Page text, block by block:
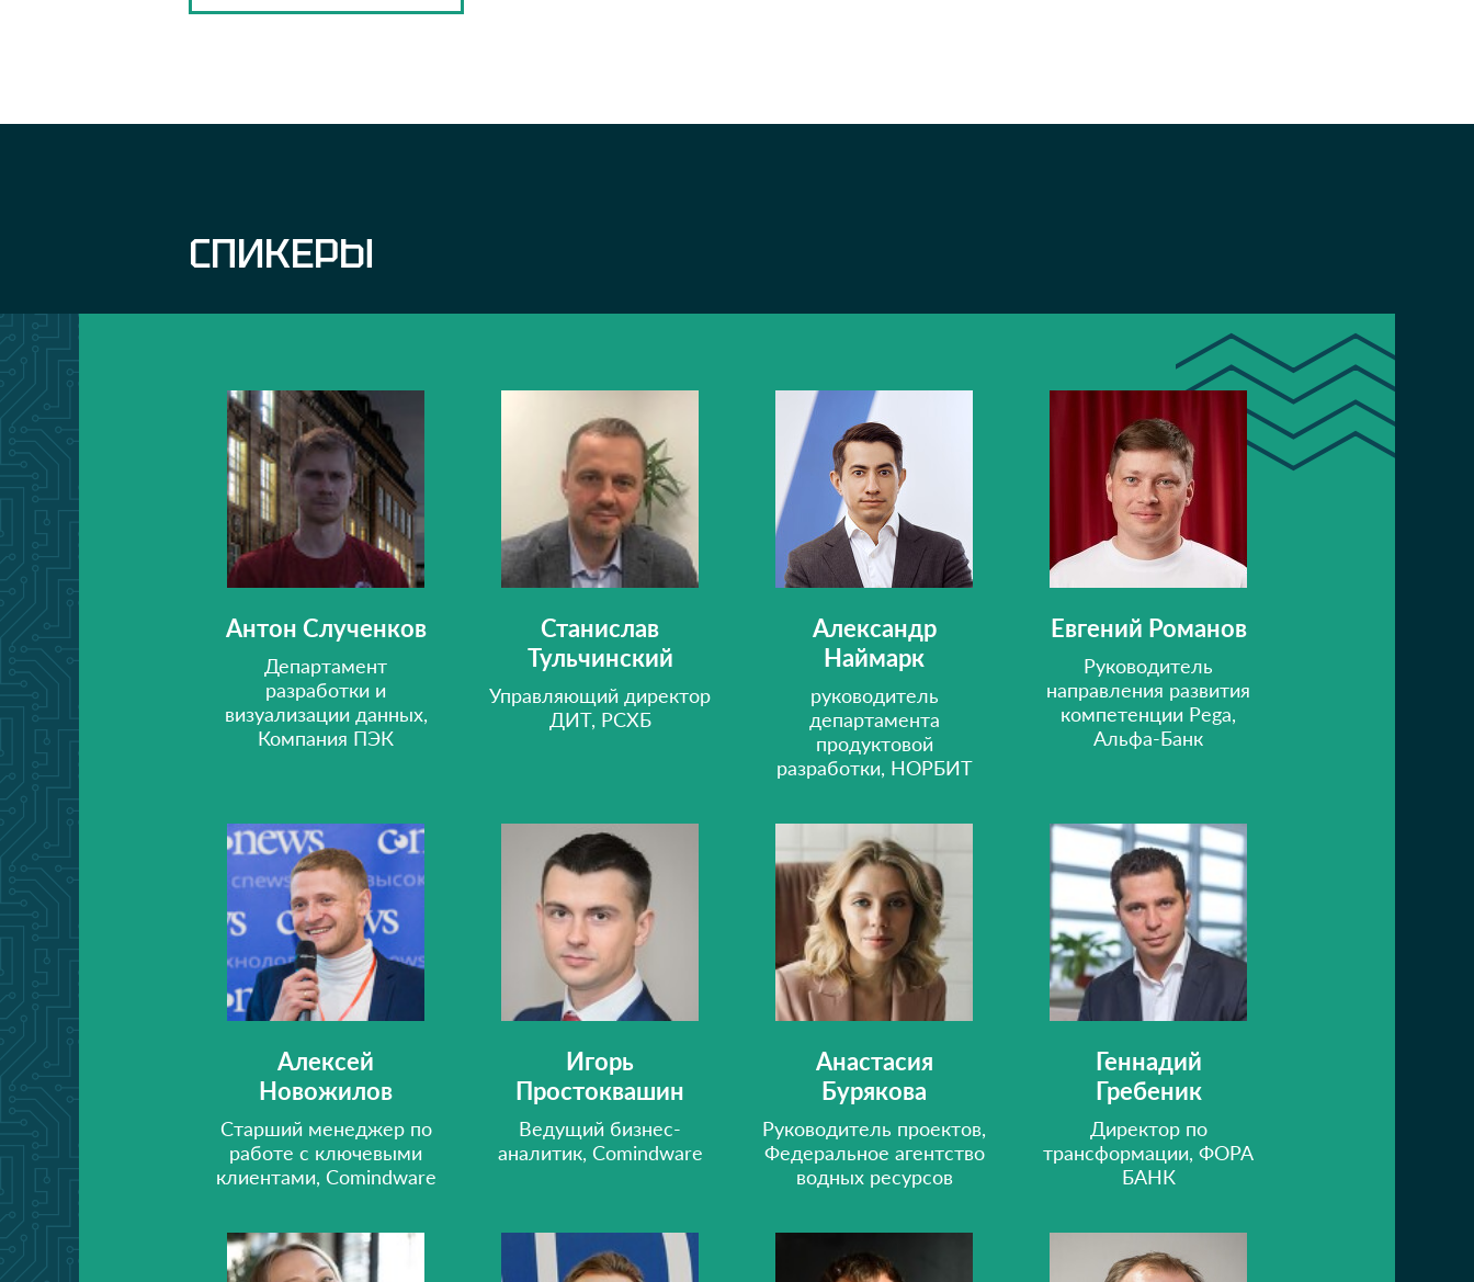
СПИКЕРЫ
Антон Слученков
Департамент
разработки и
визуализации данных,
Компания ПЭК
Станислав
Тульчинский
Управляющий директор
ДИТ, РСХБ
Александр
Наймарк
руководитель
департамента
продуктовой
разработки, НОРБИТ
Евгений Романов
Руководитель
направления развития
компетенции Pega,
Альфа-Банк
Алексей
Новожилов
Старший менеджер по
работе с ключевыми
клиентами, Comindware
Игорь
Простоквашин
Ведущий бизнес-
аналитик, Comindware
Анастасия
Бурякова
Руководитель проектов,
Федеральное агентство
водных ресурсов
Геннадий
Гребеник
Директор по
трансформации, ФОРА
БАНК